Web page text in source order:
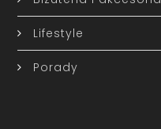
Lifestyle
Porady